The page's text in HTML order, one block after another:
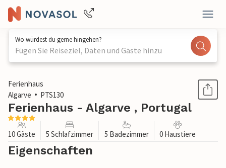
Wo würdest du gerne hingehen?
Fügen Sie Reiseziel, Daten und Gäste hinzu
1 / 25
Ferienhaus
Algarve
PTS130
Ferienhaus - Algarve , Portugal
10 Gäste 5 Schlafzimmer 5 Badezimmer 0 Haustiere
Eigenschaften